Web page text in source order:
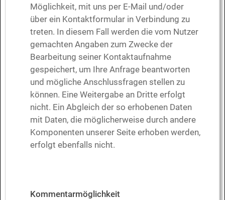
Möglichkeit, mit uns per E-Mail und/oder
über ein Kontaktformular in Verbindung zu
treten. In diesem Fall werden die vom Nutzer
gemachten Angaben zum Zwecke der
Bearbeitung seiner Kontaktaufnahme
gespeichert, um Ihre Anfrage beantworten
und mögliche Anschlussfragen stellen zu
können. Eine Weitergabe an Dritte erfolgt
nicht. Ein Abgleich der so erhobenen Daten
mit Daten, die möglicherweise durch andere
Komponenten unserer Seite erhoben werden,
erfolgt ebenfalls nicht.
Kommentarmöglichkeit